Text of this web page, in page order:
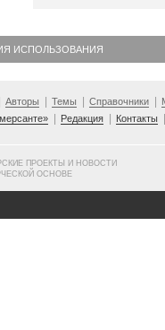
ИСПОЛЬЗОВАНИЯ
Авторы Темы Справочники
Редакция Контакты
ПРОЕКТЫ И НОВОСТИ
ОСНОВЕ